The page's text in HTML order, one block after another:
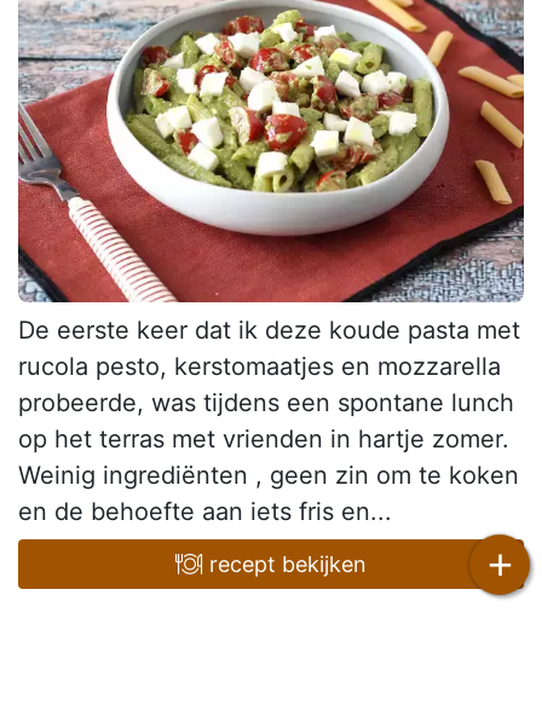
De eerste keer dat ik deze koude pasta met
rucola pesto, kerstomaatjes en mozzarella
probeerde, was tijdens een spontane lunch
op het terras met vrienden in hartje zomer.
Weinig ingrediënten , geen zin om te koken
en de behoefte aan iets fris en...
recept bekijken +